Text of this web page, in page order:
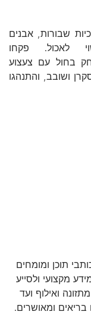
שבורות, אבנים
לאכול. פקחו
בחול עם צעצוע
ושובב, והתנהגו
תוכן ומומחים
מקצועי ולסייע
ואילוף ועד
בריאים ומאושרים.